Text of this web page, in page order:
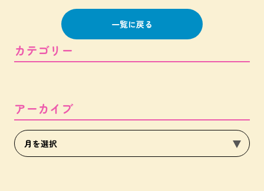
一覧に戻る
カテゴリー
アーカイブ